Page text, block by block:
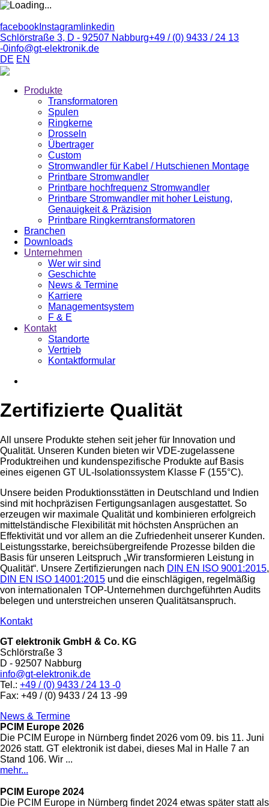
facebook Instagram linkedin
Schlörstraße 3, D - 92507 Nabburg+49 / (0) 9433 / 24 13
-0info@gt-elektronik.de
DE EN
Produkte
Transformatoren
Spulen
Ringkerne
Drosseln
Übertrager
Custom
Stromwandler für Kabel / Hutschienen Montage
Printbare Stromwandler
Printbare hochfrequenz Stromwandler
Printbare Stromwandler mit hoher Leistung,
Genauigkeit & Präzision
Printbare Ringkerntransformatoren
Branchen
Downloads
Unternehmen
Wer wir sind
Geschichte
News & Termine
Karriere
Managementsystem
F & E
Kontakt
Standorte
Vertrieb
Kontaktformular
Zertifizierte Qualität
All unsere Produkte stehen seit jeher für Innovation und
Qualität. Unseren Kunden bieten wir VDE-zugelassene
Produktreihen und kundenspezifische Produkte auf Basis
eines eigenen GT UL-Isolationssystem Klasse F (155°C).
Unsere beiden Produktionsstätten in Deutschland und Indien
sind mit hochpräzisen Fertigungsanlagen ausgestattet. So
erzeugen wir maximale Qualität und kombinieren erfolgreich
mittelständische Flexibilität mit höchsten Ansprüchen an
Effektivität und vor allem an die Zufriedenheit unserer Kunden.
Leistungsstarke, bereichsübergreifende Prozesse bilden die
Basis für unseren Leitspruch „Wir transformieren Leistung in
Qualität“. Unsere Zertifizierungen nach DIN EN ISO 9001:2015,
DIN EN ISO 14001:2015 und die einschlägigen, regelmäßig
von internationalen TOP-Unternehmen durchgeführten Audits
belegen und unterstreichen unseren Qualitätsanspruch.
Kontakt
GT elektronik GmbH & Co. KG
Schlörstraße 3
D - 92507 Nabburg
info@gt-elektronik.de
Tel.: +49 / (0) 9433 / 24 13 -0
Fax: +49 / (0) 9433 / 24 13 -99
News & Termine
PCIM Europe 2026
Die PCIM Europe in Nürnberg findet 2026 vom 09. bis 11. Juni
2026 statt. GT elektronik ist dabei, dieses Mal in Halle 7 an
Stand 106. Wir ...
mehr...
PCIM Europe 2024
Die PCIM Europe in Nürnberg findet 2024 etwas später statt als